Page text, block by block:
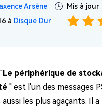
Arsène
Mis à jour
à Disque Dur
Le périphérique de
" est l'un des messages
aussi les plus agaçants. Il